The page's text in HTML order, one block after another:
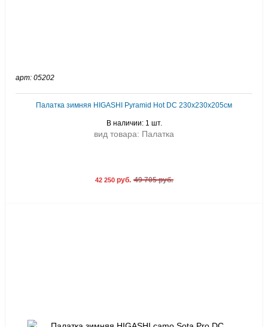
арт: 05202
Палатка зимняя HIGASHI Pyramid Hot DC 230х230х205см
В наличии: 1 шт.
вид товара: Палатка
42 250 руб. 49 705 руб.